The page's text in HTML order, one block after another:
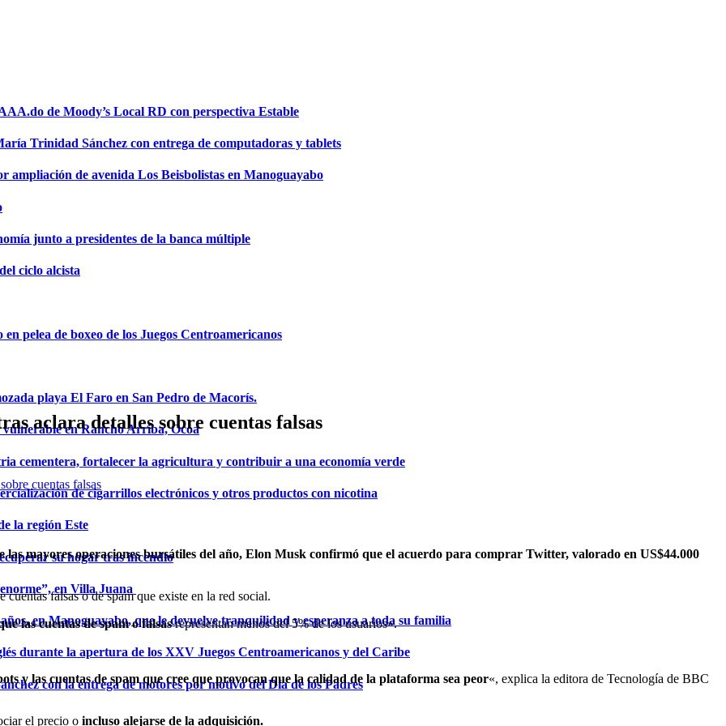
de Moody’s Local RD con perspectiva Estable
Trinidad Sánchez con entrega de computadoras y tablets
ampliación de avenida Los Beisbolistas en Manoguayabo
junto a presidentes de la banca múltiple
ciclo alcista
pelea de boxeo de los Juegos Centroamericanos
playa El Faro en San Pedro de Macorís.
en Rancho Arriba, Ocoa
cementera, fortalecer la agricultura y contribuir a una economía verde
de cigarrillos electrónicos y otros productos con nicotina
la región Este
su hogar tras incendio
en Villa Juana
en Manoguayabo, que le devuelve tranquilidad y esperanza a toda su familia
durante la apertura de los XXV Juegos Centroamericanos y del Caribe
con la entrega de motores por motivo del Día de los Padres
aclara detalles sobre cuentas falsas
las mayores operaciones bursátiles del año, Elon Musk confirmó que el acuerdo para comprar Twitter, valorado en US$44.000
falsas o de spam que existe en la red social.
las cuentas de spam o falsasrepresentan menos del 5% de los usuarios».
y las cuentas de spam que cree que provocan que la calidad de la plataforma sea peor«, explica la editora de Tecnología de BBC
el precio o incluso alejarse de la adquisición.